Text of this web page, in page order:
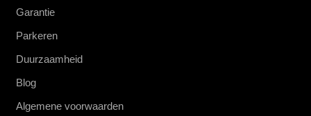
Garantie
Parkeren
Duurzaamheid
Blog
Algemene voorwaarden